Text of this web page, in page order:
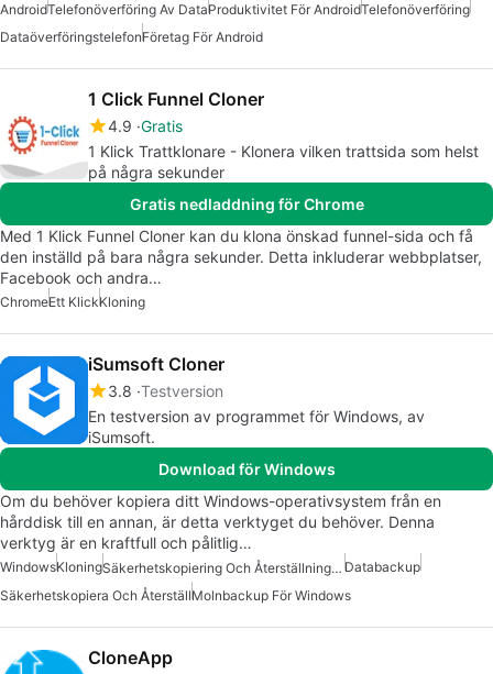
AndroidTelefonöverföring Av DataProduktivitet För AndroidTelefonöverföring
DataöverföringstelefonFöretag För Android
1 Click Funnel Cloner
4.9 Gratis
1 Klick Trattklonare - Klonera vilken trattsida som helst
på några sekunder
Gratis nedladdning för Chrome
Med 1 Klick Funnel Cloner kan du klona önskad funnel-sida och få
den inställd på bara några sekunder. Detta inkluderar webbplatser,
Facebook och andra…
ChromeEtt KlickKloning
iSumsoft Cloner
3.8 Testversion
En testversion av programmet för Windows, av
iSumsoft.
Download för Windows
Om du behöver kopiera ditt Windows-operativsystem från en
hårddisk till en annan, är detta verktyget du behöver. Denna
verktyg är en kraftfull och pålitlig…
WindowsKloning Säkerhetskopiering Och Återställning För Windows 7 Databackup
Säkerhetskopiera Och ÅterställMolnbackup För Windows
CloneApp